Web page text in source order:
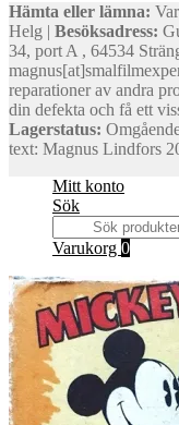
Hämta eller lämna:
Helg | Besöksadress:
34, port A , 64534
reparationer av andra
din defekta och få ett
Lagerstatus:
text: Magnus Lindfors
Mitt konto
Sök
efter:
Varukorg 0